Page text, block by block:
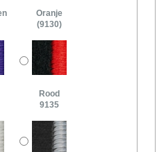
Oranje
(9130)
Rood
9135